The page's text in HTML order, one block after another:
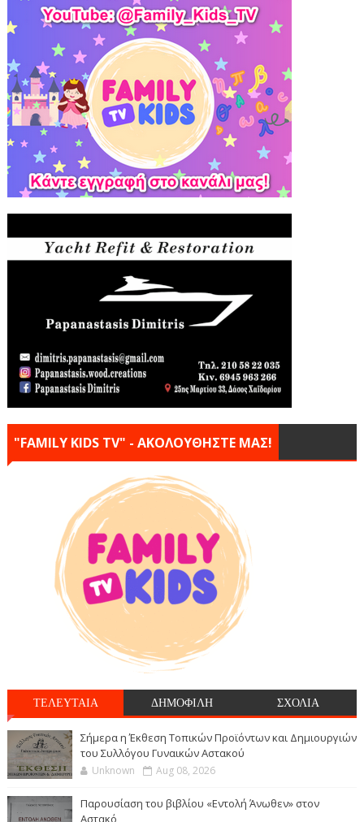
"FAMILY KIDS TV" - ΑΚΟΛΟΥΘΗΣΤΕ ΜΑΣ!
ΤΕΛΕΥΤΑΙΑ ΔΗΜΟΦΙΛΗ ΣΧΟΛΙΑ
Σήμερα η Έκθεση Τοπικών Προϊόντων και Δημιουργιών
του Συλλόγου Γυναικών Αστακού
Unknown Aug 08, 2026
Παρουσίαση του βιβλίου «Εντολή Άνωθεν» στον
Αστακό